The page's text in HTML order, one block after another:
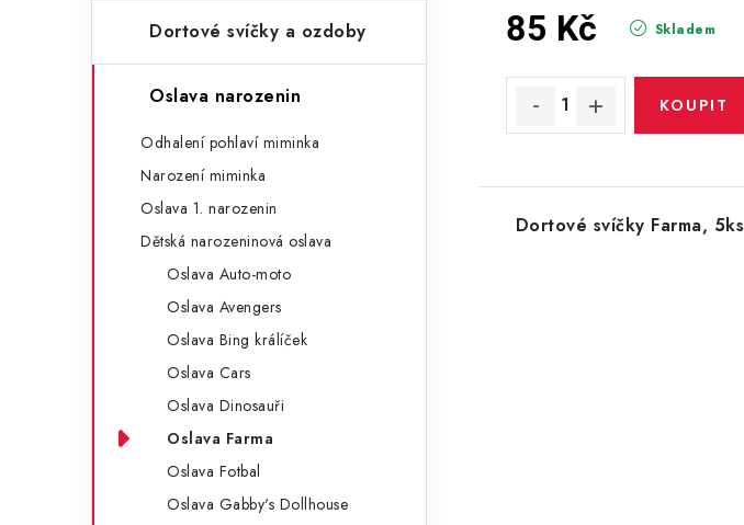
e
Dortové svíčky a ozdoby
Oslava narozenin
Odhalení pohlaví miminka
Narození miminka
Oslava 1. narozenin
Dětská narozeninová oslava
Oslava Auto-moto
Oslava Avengers
Oslava Bing králíček
Oslava Cars
Oslava Dinosauři
Oslava Farma
Oslava Fotbal
Oslava Gabby's Dollhouse
u
k
t
ů
ů
Skladem
85 Kč
Dortové svíčky Farma, 5ks